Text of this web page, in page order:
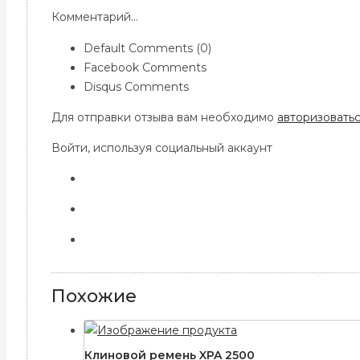
Комментарий...
Default Comments (0)
Facebook Comments
Disqus Comments
Для отправки отзыва вам необходимо
Войти, используя социальный аккаунт
Похожие
Клиновой ремень XPA 2500